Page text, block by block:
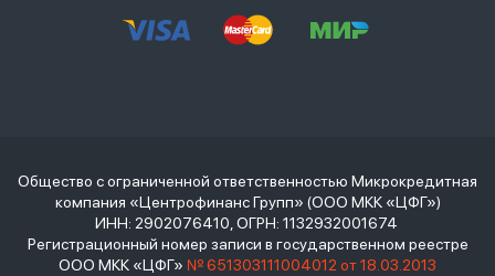
Общество с ограниченной ответственностью Микрокредитная
компания «Центрофинанс Групп» (ООО МКК «ЦФГ»)
ИНН: 2902076410, ОГРН: 1132932001674
Регистрационный номер записи в государственном реестре
ООО МКК «ЦФГ» № 651303111004012 от 18.03.2013